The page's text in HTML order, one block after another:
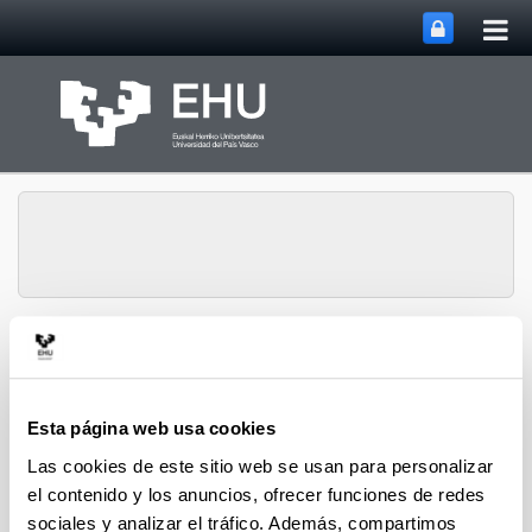
Esta página web usa cookies
Las cookies de este sitio web se usan para personalizar
el contenido y los anuncios, ofrecer funciones de redes
sociales y analizar el tráfico. Además, compartimos
Convocatorias y ayudas
Convocatoria KSIgune de Conexión(Euscampus)